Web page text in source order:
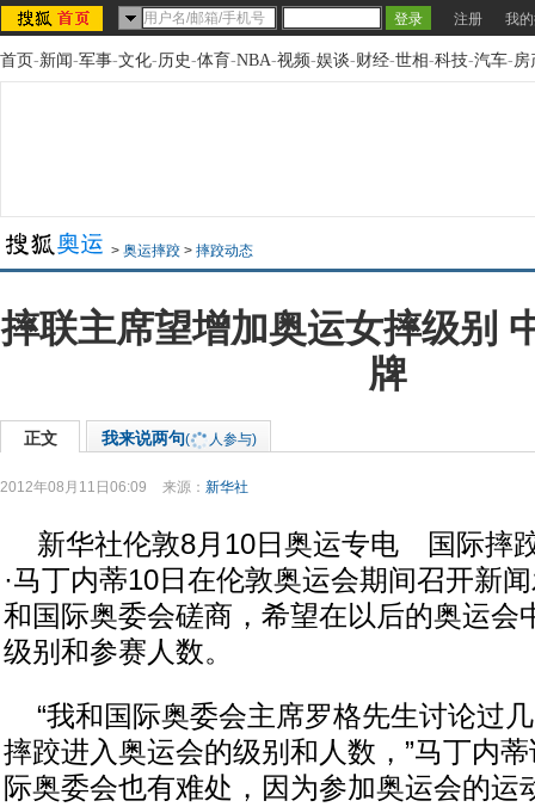
注册 我
首页-新闻-军事-文化-历史-体育-NBA-视频-娱谈-财经-世相-科技-汽车-房
> 奥运摔跤 > 摔跤动态
摔联主席望增加奥运女摔级别
牌
正文 我来说两句( 人参与)
2012年08月11日06:09 来源： 新华社
新华社伦敦8月10日奥运专电 国际摔
·马丁内蒂10日在伦敦奥运会期间召开新
和国际奥委会磋商，希望在以后的奥运会
级别和参赛人数。
“我和国际奥委会主席罗格先生讨论过
摔跤进入奥运会的级别和人数，”马丁内
际奥委会也有难处，因为参加奥运会的运